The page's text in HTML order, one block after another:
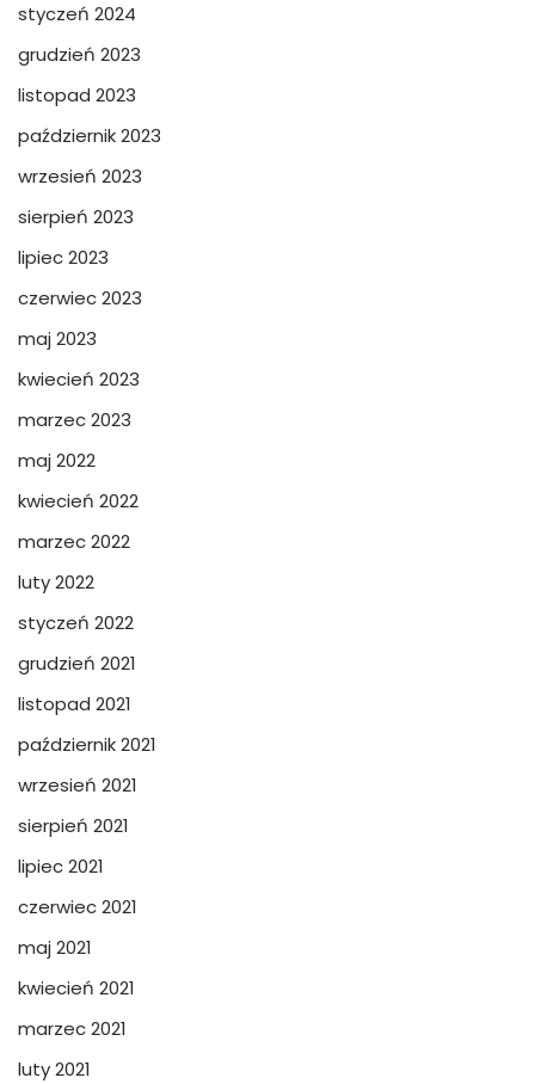
styczeń 2024
grudzień 2023
listopad 2023
październik 2023
wrzesień 2023
sierpień 2023
lipiec 2023
czerwiec 2023
maj 2023
kwiecień 2023
marzec 2023
maj 2022
kwiecień 2022
marzec 2022
luty 2022
styczeń 2022
grudzień 2021
listopad 2021
październik 2021
wrzesień 2021
sierpień 2021
lipiec 2021
czerwiec 2021
maj 2021
kwiecień 2021
marzec 2021
luty 2021